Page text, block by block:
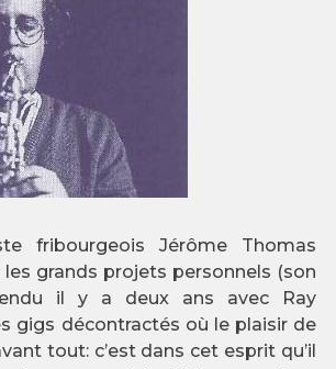
fribourgeois Jérôme Thomas
grands projets personnels (son
il y a deux ans avec Ray
gigs décontractés où le plaisir de
tout: c’est dans cet esprit qu’il